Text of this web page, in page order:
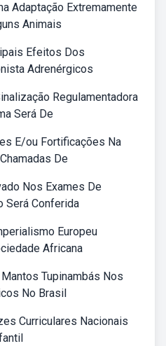
Adaptação Extremamente
Animais
Efeitos Dos
Adrenérgicos
Regulamentadora
Será De
E/ou Fortificações Na
De
Nos Exames De
Será Conferida
Europeu
Africana
Tupinambás Nos
No Brasil
Curriculares Nacionais